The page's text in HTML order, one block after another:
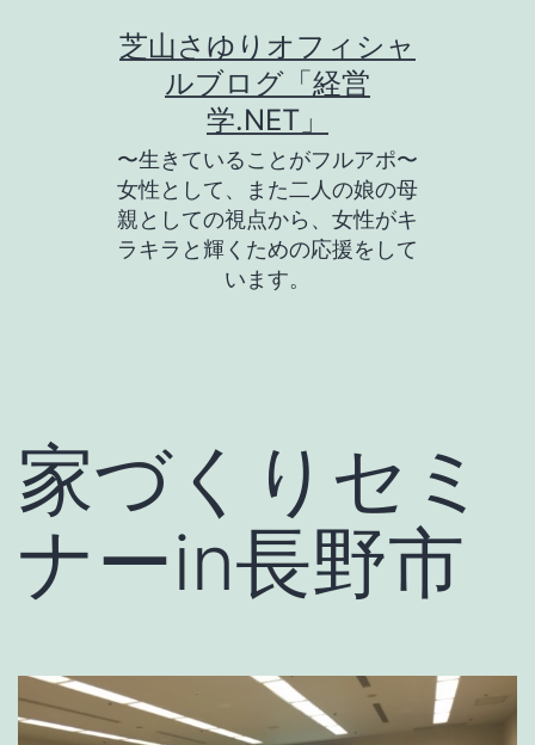
芝山さゆりオフィシャ
ルブログ「経営
学.NET」
〜生きていることがフルアポ〜
女性として、また二人の娘の母
親としての視点から、女性がキ
ラキラと輝くための応援をして
います。
家づくりセミ
ナーin長野市